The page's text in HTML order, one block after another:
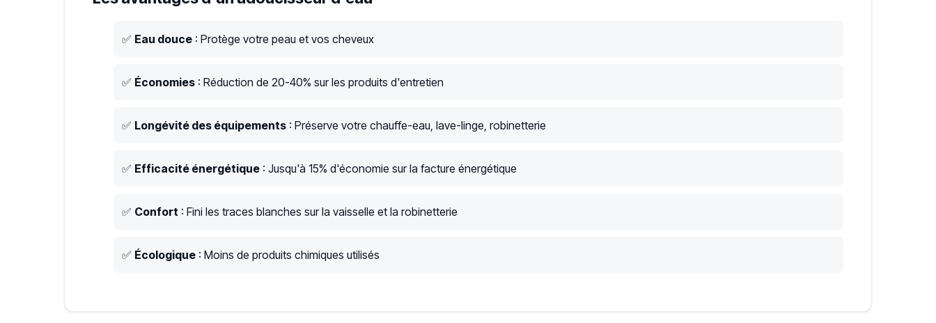
✅ Eau douce : Protège votre peau et vos cheveux
✅ Économies : Réduction de 20-40% sur les produits d'entretien
✅ Longévité des équipements : Préserve votre chauffe-eau, lave-linge, robinetterie
✅ Efficacité énergétique : Jusqu'à 15% d'économie sur la facture énergétique
✅ Confort : Fini les traces blanches sur la vaisselle et la robinetterie
✅ Écologique : Moins de produits chimiques utilisés